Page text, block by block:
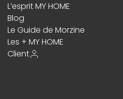
L’esprit MY HOME
Blog
Le Guide de Morzine
Les + MY HOME
Client